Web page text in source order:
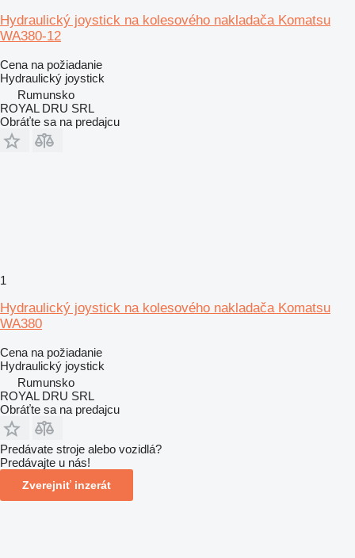
Hydraulický joystick na kolesového nakladača Komatsu
WA380-12
Cena na požiadanie
Hydraulický joystick
Rumunsko
ROYAL DRU SRL
Obráťte sa na predajcu
1
Hydraulický joystick na kolesového nakladača Komatsu
WA380
Cena na požiadanie
Hydraulický joystick
Rumunsko
ROYAL DRU SRL
Obráťte sa na predajcu
Predávate stroje alebo vozidlá?
Predávajte u nás!
Zverejniť inzerát